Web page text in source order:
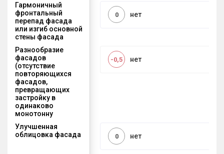
Гармоничный
фронтальный
перепад фасада
или изгиб основной
стены фасада
нет
0
Разнообразие
фасадов
(отсутствие
повторяющихся
фасадов,
превращающих
застройку в
одинаково
монотонну
нет
-0,5
Улучшенная
облицовка фасада
нет
0